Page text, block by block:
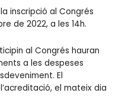
inscripció al Congrés
de 2022, a les 14h.
al Congrés hauran
a les despeses
El
el mateix dia